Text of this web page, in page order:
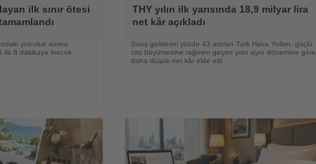
ilk sınır ötesi
yolculuk süresi
ila 8 dakikaya inecek
Oku
THY yılın ilk yarısında 18,9 milyar lira
net kâr açıkladı
Satış gelirlerini yüzde 43 artıran Türk Hava Yolları, güçlü
ciro büyümesine rağmen geçen yılın aynı dönemine göre
daha düşük net kâr elde etti